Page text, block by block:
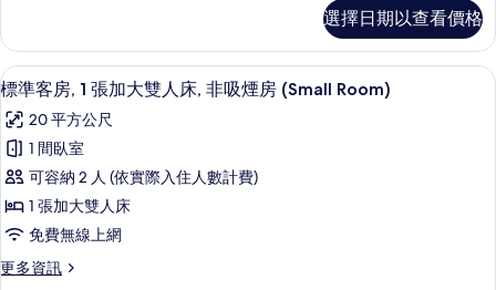
人
床,
非
吸
煙
房
(Small
Room)
的
客
房,
1
單
人
床,
非
吸
煙
房
(Small
選擇日期以查看價格
顯
示
標
準
客
房,
張
標準客房, 1 張加大雙人床, 非吸煙房
6
標準客房, 1 張加大雙人床, 非吸煙房 (Small Room)
20 平方公尺
1 間臥室
可容納 2 人 (依實際入住人數計費)
1 張加大雙人床
免費無線上網
更多資訊
更